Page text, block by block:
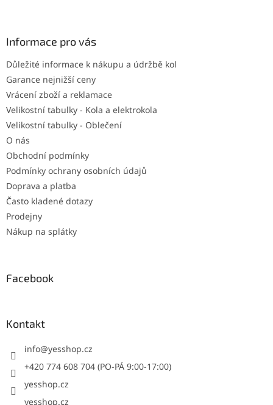
Informace pro vás
Důležité informace k nákupu a údržbě kol
Garance nejnižší ceny
Vrácení zboží a reklamace
Velikostní tabulky - Kola a elektrokola
Velikostní tabulky - Oblečení
O nás
Obchodní podmínky
Podmínky ochrany osobních údajů
Doprava a platba
Často kladené dotazy
Prodejny
Nákup na splátky
Facebook
Kontakt
info@yesshop.cz
+420 774 608 704 (PO-PÁ 9:00-17:00)
yesshop.cz
yesshop.cz